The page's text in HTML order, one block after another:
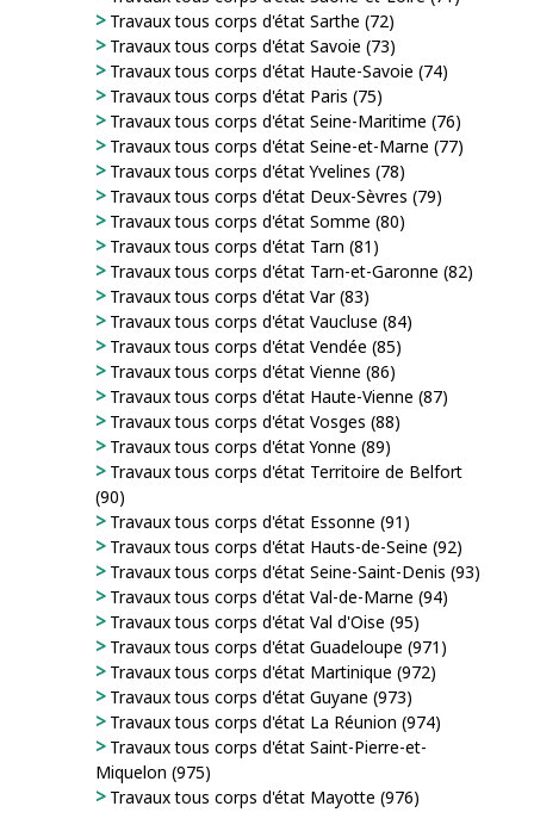
Travaux tous corps d'état Sarthe (72)
Travaux tous corps d'état Savoie (73)
Travaux tous corps d'état Haute-Savoie (74)
Travaux tous corps d'état Paris (75)
Travaux tous corps d'état Seine-Maritime (76)
Travaux tous corps d'état Seine-et-Marne (77)
Travaux tous corps d'état Yvelines (78)
Travaux tous corps d'état Deux-Sèvres (79)
Travaux tous corps d'état Somme (80)
Travaux tous corps d'état Tarn (81)
Travaux tous corps d'état Tarn-et-Garonne (82)
Travaux tous corps d'état Var (83)
Travaux tous corps d'état Vaucluse (84)
Travaux tous corps d'état Vendée (85)
Travaux tous corps d'état Vienne (86)
Travaux tous corps d'état Haute-Vienne (87)
Travaux tous corps d'état Vosges (88)
Travaux tous corps d'état Yonne (89)
Travaux tous corps d'état Territoire de Belfort
(90)
Travaux tous corps d'état Essonne (91)
Travaux tous corps d'état Hauts-de-Seine (92)
Travaux tous corps d'état Seine-Saint-Denis (93)
Travaux tous corps d'état Val-de-Marne (94)
Travaux tous corps d'état Val d'Oise (95)
Travaux tous corps d'état Guadeloupe (971)
Travaux tous corps d'état Martinique (972)
Travaux tous corps d'état Guyane (973)
Travaux tous corps d'état La Réunion (974)
Travaux tous corps d'état Saint-Pierre-et-
Miquelon (975)
Travaux tous corps d'état Mayotte (976)